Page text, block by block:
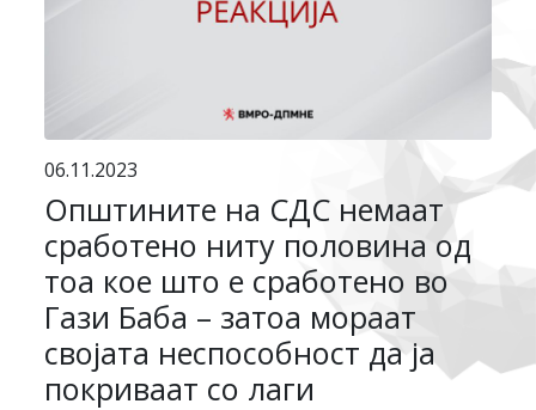
06.11.2023
Општините на СДС немаат
сработено ниту половина од
тоа кое што е сработено во
Гази Баба – затоа мораат
својата неспособност да ја
покриваат со лаги